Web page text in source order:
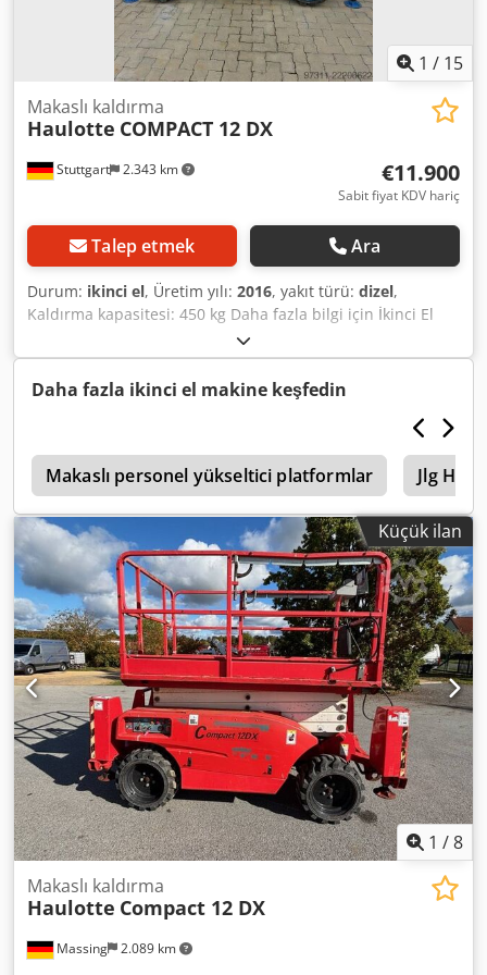
1 / 15
Stuttgart 2.343 km
Makaslı kaldırma
Haulotte COMPACT 12 DX
€11.900
Sabit fiyat KDV hariç
Talep etmek Ara
Durum: ikinci el, Üretim yılı: 2016, yakıt türü: dizel,
Kaldırma kapasitesi: 450 kg Daha fazla bilgi için İkinci El
Ekipman Merkezi ile iletişime geçin. Cedpfx Anjzg Af Teterf
Daha fazla ikinci el makine keşfedin
Makaslı personel yükseltici platformlar Jlg
Küçük ilan
1 /8
Massing 2.089 km
Makaslı kaldırma
Haulotte Compact 12 DX